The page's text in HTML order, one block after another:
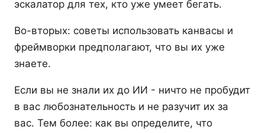
эскалатор для тех, кто уже умеет бегать.
Во-вторых: советы использовать канвасы и
фреймворки предполагают, что вы их уже
знаете.
Если вы не знали их до ИИ - ничто не пробудит
в вас любознательность и не разучит их за
вас. Тем более: как вы определите, что